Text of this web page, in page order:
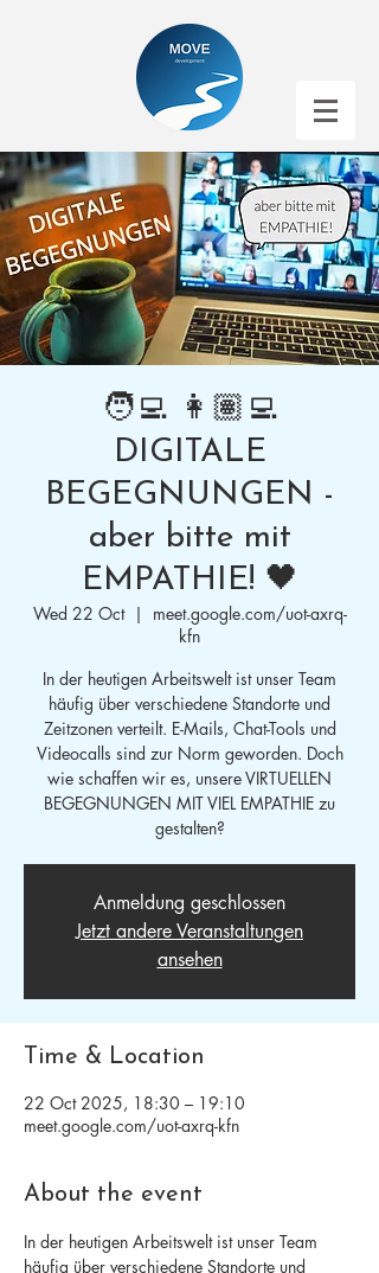
🧑‍💻 👩🏽‍💻
DIGITALE
BEGEGNUNGEN -
aber bitte mit
EMPATHIE! 🖤
Wed 22 Oct
  |
meet.google.com/uot-axrq-
kfn
In der heutigen Arbeitswelt ist unser Team
häufig über verschiedene Standorte und
Zeitzonen verteilt. E-Mails, Chat-Tools und
Videocalls sind zur Norm geworden. Doch
wie schaffen wir es, unsere VIRTUELLEN
BEGEGNUNGEN MIT VIEL EMPATHIE zu
gestalten?
Anmeldung geschlossen
Jetzt andere Veranstaltungen
ansehen
Time & Location
22 Oct 2025, 18:30 – 19:10
meet.google.com/uot-axrq-kfn
About the event
In der heutigen Arbeitswelt ist unser Team
häufig über verschiedene Standorte und